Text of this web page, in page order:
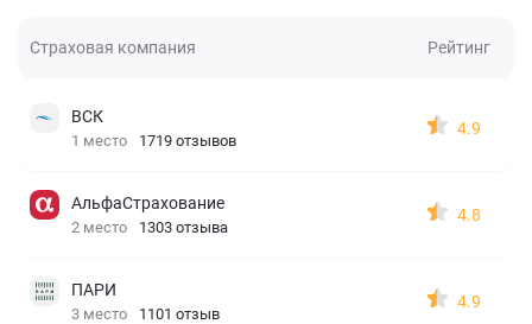
Страховая компания Рейтинг
ВСК
1 место 1719 отзывов
4.9
АльфаСтрахование
2 место 1303 отзыва
4.8
ПАРИ
3 место 1101 отзыв
4.9